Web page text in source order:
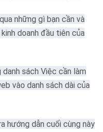
những gì bạn cần và
doanh đầu tiên của
sách Việc cần làm
vào danh sách dài của
hướng dẫn cuối cùng này